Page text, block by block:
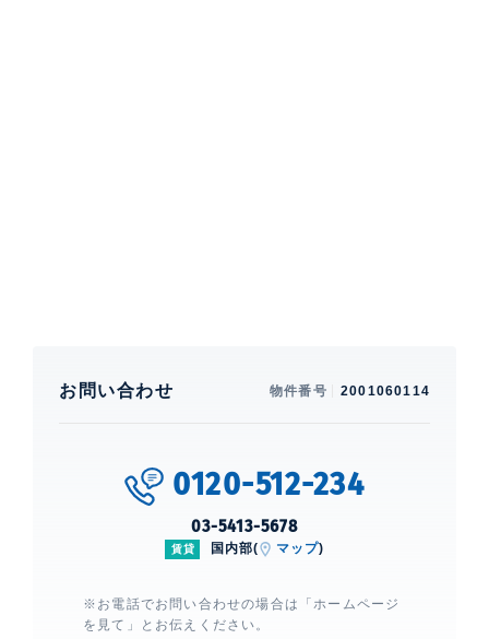
TVモニター付きインターホン、 防犯カメラ、 24時間
有人管理、 品川プリンス・レジデンスは映画鑑賞や水
族館などエンターテインメントショー、テニスやゴル
フ、プール、ジム、レストランなどが楽しめる品川プリ
お問い合わせ 物件番号 2001060114
0120-512-234
03-5413-5678
賃貸 国内部( マップ)
※お電話でお問い合わせの場合は「ホームページ
を見て」とお伝えください。